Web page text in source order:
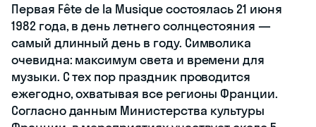
Первая Fête de la Musique состоялась 21 июня
1982 года, в день летнего солнцестояния —
самый длинный день в году. Символика
очевидна: максимум света и времени для
музыки. С тех пор праздник проводится
ежегодно, охватывая все регионы Франции.
Согласно данным Министерства культуры